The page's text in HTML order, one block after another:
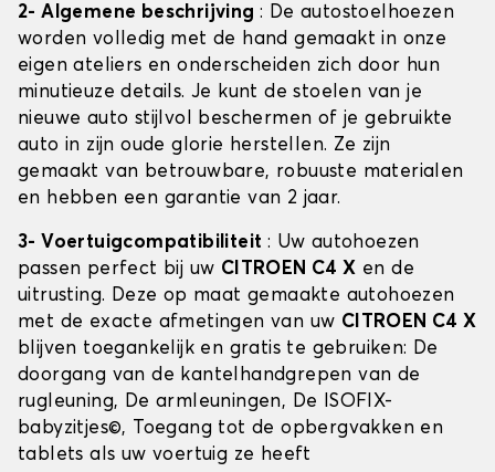
2- Algemene beschrijving : De autostoelhoezen
worden volledig met de hand gemaakt in onze
eigen ateliers en onderscheiden zich door hun
minutieuze details. Je kunt de stoelen van je
nieuwe auto stijlvol beschermen of je gebruikte
auto in zijn oude glorie herstellen. Ze zijn
gemaakt van betrouwbare, robuuste materialen
en hebben een garantie van 2 jaar.
3- Voertuigcompatibiliteit : Uw autohoezen
passen perfect bij uw CITROEN C4 X en de
uitrusting. Deze op maat gemaakte autohoezen
met de exacte afmetingen van uw CITROEN C4 X
blijven toegankelijk en gratis te gebruiken: De
doorgang van de kantelhandgrepen van de
rugleuning, De armleuningen, De ISOFIX-
babyzitjes©, Toegang tot de opbergvakken en
tablets als uw voertuig ze heeft